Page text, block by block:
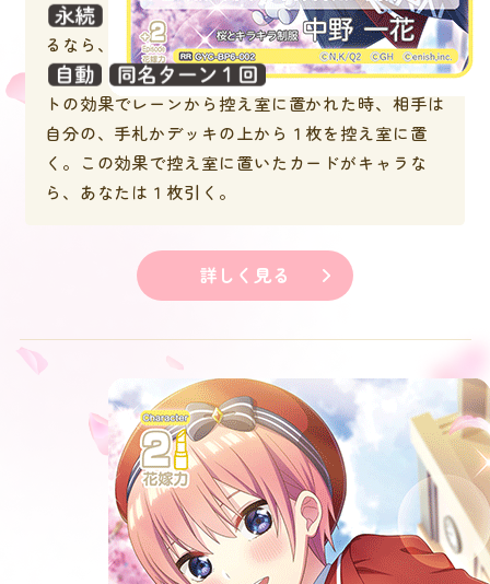
：あなたの、レーンか花嫁にEキャラがい
るなら、このキャラの花嫁力＋３。
：このキャラがイベン
トの効果でレーンから控え室に置かれた時、相手は
自分の、手札かデッキの上から１枚を控え室に置
く。この効果で控え室に置いたカードがキャラな
ら、あなたは１枚引く。
詳しく見る